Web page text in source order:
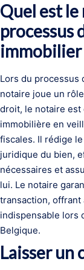
Quel est
processus
immobilier
Lors du processus
notaire joue un
droit, le notaire est
immobilière en
fiscales. Il rédige
juridique du bien,
nécessaires et
lui. Le notaire
transaction,
indispensable lors
Belgique.
Laisser un